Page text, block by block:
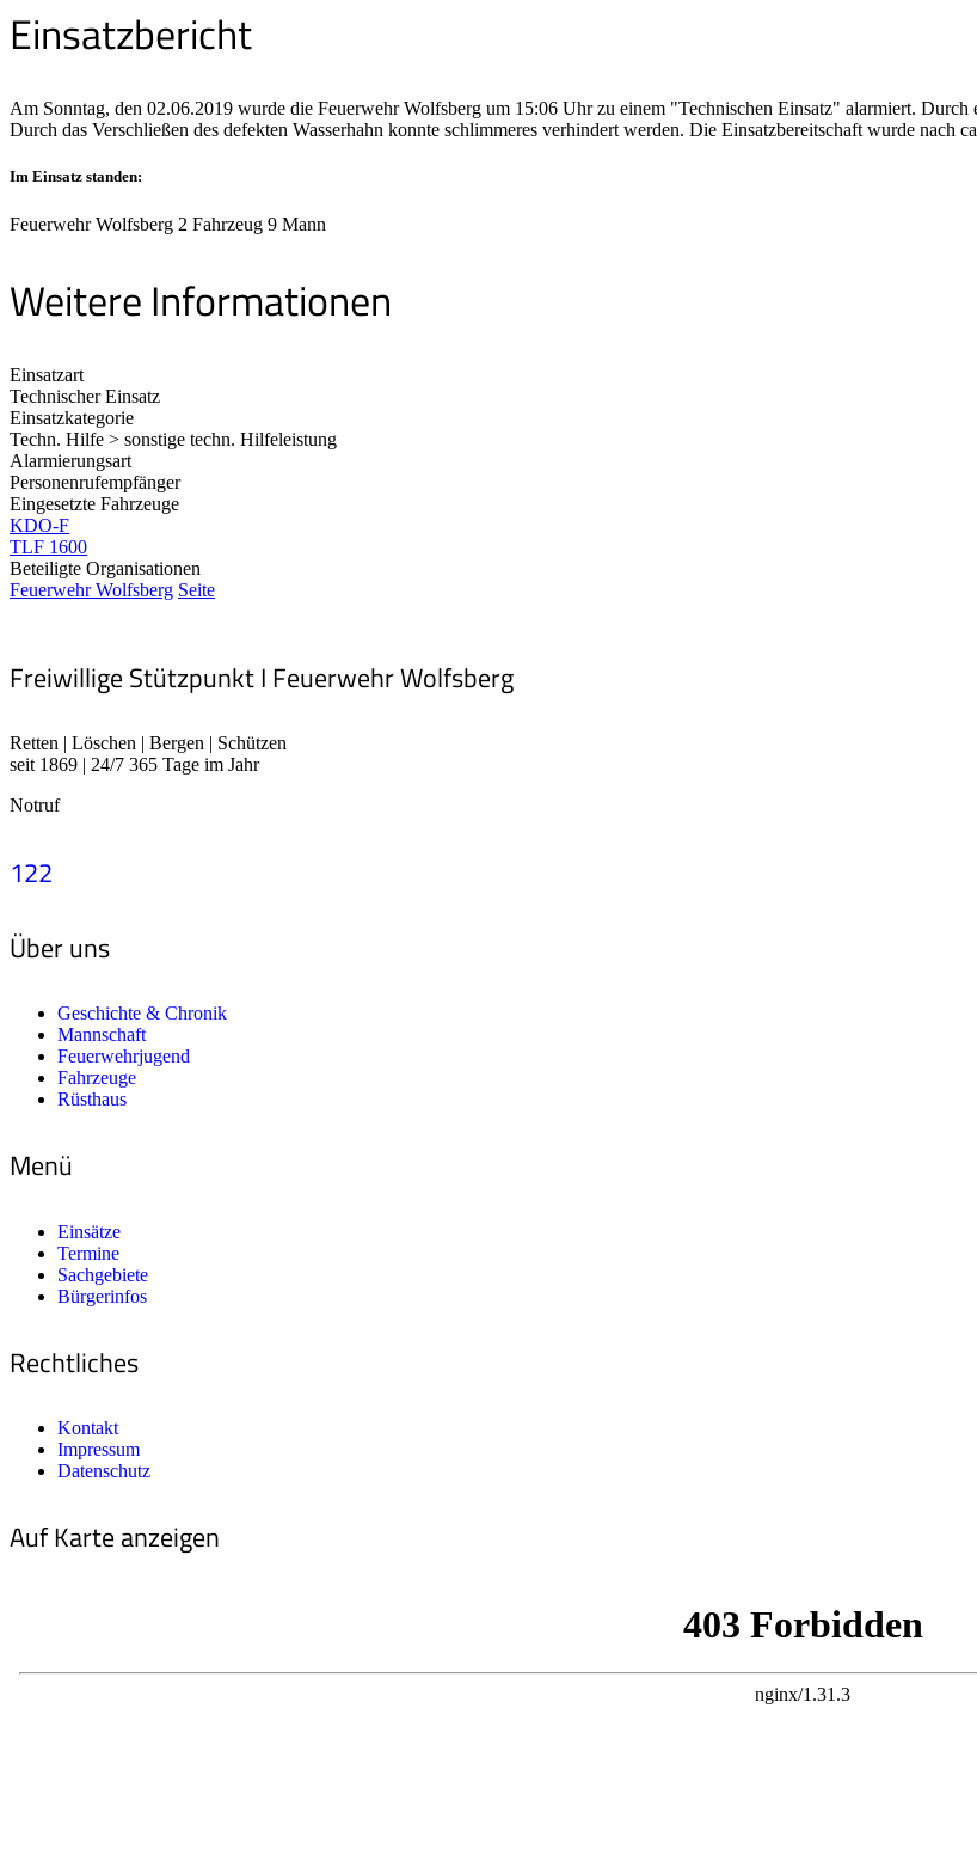
Einsatzbericht
Am Sonntag, den 02.06.2019 wurde die Feuerwehr Wolfsberg um 15:06 Uhr zu einem "Technischen Einsatz" alarmiert. Durch
Durch das Verschließen des defekten Wasserhahn konnte schlimmeres verhindert werden. Die Einsatzbereitschaft wurde nach
Im Einsatz standen:
Feuerwehr Wolfsberg 2 Fahrzeug 9 Mann
Weitere Informationen
Einsatzart
Technischer Einsatz
Einsatzkategorie
Techn. Hilfe > sonstige techn. Hilfeleistung
Alarmierungsart
Personenrufempfänger
Eingesetzte Fahrzeuge
KDO-F
TLF 1600
Beteiligte Organisationen
Feuerwehr Wolfsberg Seite
Freiwillige Stützpunkt I Feuerwehr Wolfsberg
Retten | Löschen | Bergen | Schützen
seit 1869 | 24/7 365 Tage im Jahr
Notruf
122
Über uns
Geschichte & Chronik
Mannschaft
Feuerwehrjugend
Fahrzeuge
Rüsthaus
Menü
Einsätze
Termine
Sachgebiete
Bürgerinfos
Rechtliches
Kontakt
Impressum
Datenschutz
Auf Karte anzeigen